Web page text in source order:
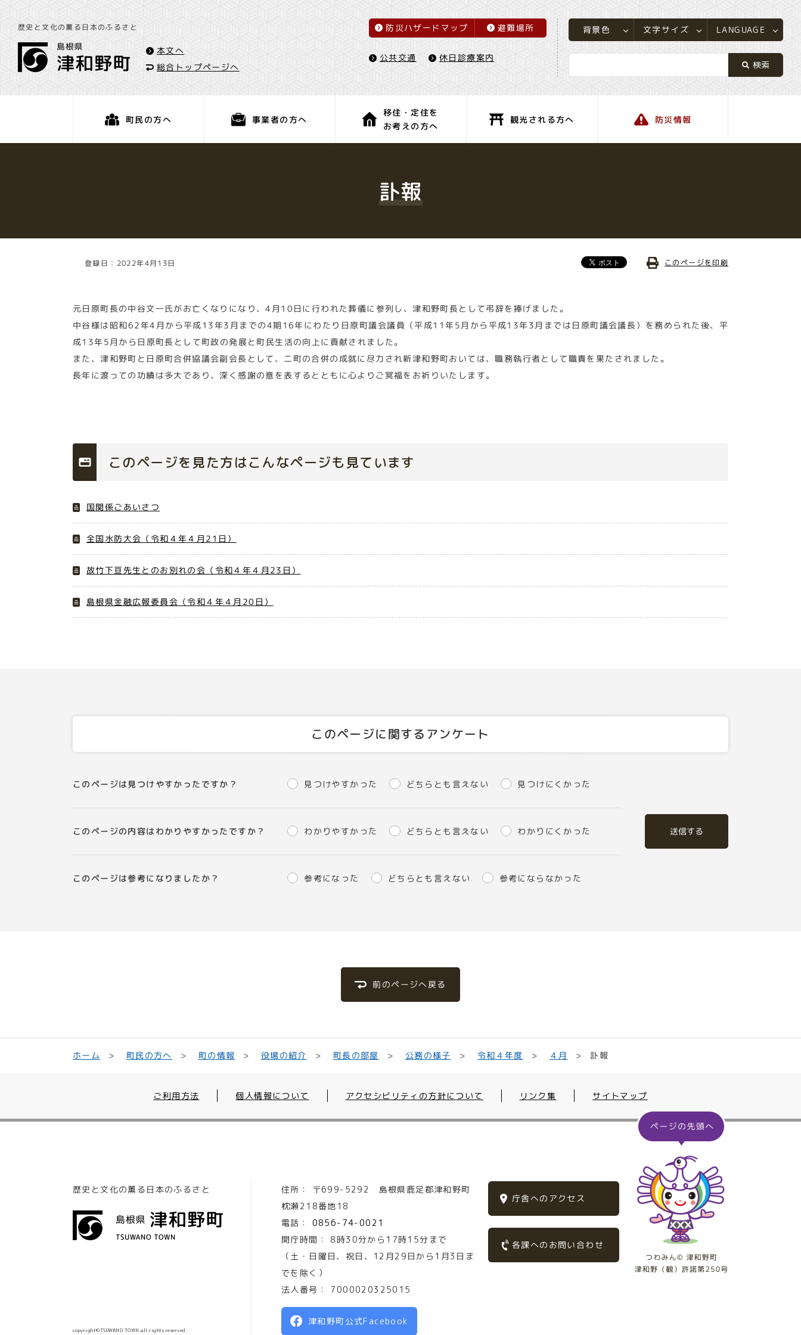
歴史と文化の薫る日本のふるさと
本文へ
総合トップページへ
防災ハザードマップ 避難場所
公共交通 休日診療案内
背景色 文字サイズ LANGUAGE
町民の方へ 事業者の方へ
移住・定住を
お考えの方へ
観光される方へ 防災情報
訃報
登録日：2022年4月13日 このページを印刷
元日原町長の中谷文一氏がお亡くなりになり、4月10日に行われた葬儀に参列し、津和野町長として弔辞を捧げました。
中谷様は昭和62年4月から平成13年3月までの4期16年にわたり日原町議会議員（平成11年5月から平成13年3月までは日原町議会議長）を務められた後、平
成13年5月から日原町長として町政の発展と町民生活の向上に貢献されました。
また、津和野町と日原町合併協議会副会長として、二町の合併の成就に尽力され新津和野町おいては、職務執行者として職責を果たされました。
長年に渡っての功績は多大であり、深く感謝の意を表するとともに心よりご冥福をお祈りいたします。
このページを見た方はこんなページも見ています
国関係ごあいさつ
全国水防大会（令和４年４月21日）
故竹下亘先生とのお別れの会（令和４年４月23日）
島根県金融広報委員会（令和４年４月20日）
このページに関するアンケート
このページは見つけやすかったですか？ 見つけやすかった どちらとも言えない 見つけにくかった
このページの内容はわかりやすかったですか？ わかりやすかった どちらとも言えない わかりにくかった
このページは参考になりましたか？ 参考になった どちらとも言えない 参考にならなかった
送信する
前のページへ戻る
ホーム 町民の方へ 町の情報 役場の紹介 町長の部屋 公務の様子 令和４年度 ４月 訃報
ご利用方法 個人情報について アクセシビリティの方針について リンク集 サイトマップ
歴史と文化の薫る日本のふるさと
copyright©TSUWANO TOWN.all rights reserved.
住所： 〒699-5292 島根県鹿足郡津和野町
枕瀬218番地18
電話：
0856-74-0021
開庁時間：
8時30分から17時15分まで
（土・日曜日、祝日、12月29日から1月3日ま
でを除く）
法人番号：
7000020325015
津和野町公式Facebook
庁舎へのアクセス
各課へのお問い合わせ